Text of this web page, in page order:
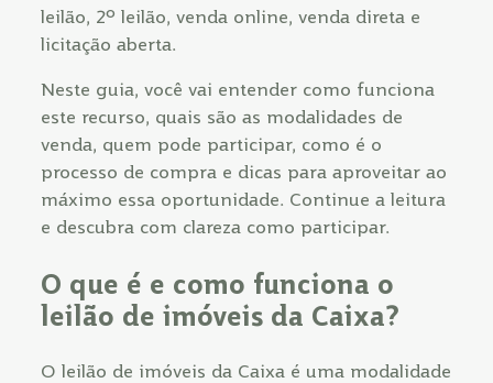
leilão, 2º leilão, venda online, venda direta e
licitação aberta.
Neste guia, você vai entender como funciona
este recurso, quais são as modalidades de
venda, quem pode participar, como é o
processo de compra e dicas para aproveitar ao
máximo essa oportunidade. Continue a leitura
e descubra com clareza como participar.
O que é e como funciona o
leilão de imóveis da Caixa?
O leilão de imóveis da Caixa é uma modalidade